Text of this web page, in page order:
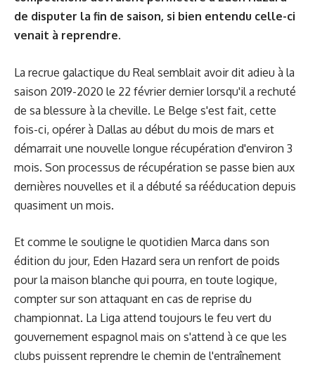
de disputer la fin de saison, si bien entendu celle-ci
venait à reprendre.
La recrue galactique du Real semblait avoir dit adieu à la
saison 2019-2020 le 22 février dernier lorsqu'il a rechuté
de sa blessure à la cheville. Le Belge s'est fait, cette
fois-ci, opérer à Dallas au début du mois de mars et
démarrait une nouvelle longue récupération d'environ 3
mois. Son processus de récupération se passe bien aux
dernières nouvelles et il a débuté sa rééducation depuis
quasiment un mois.
Et comme le souligne le quotidien Marca dans son
édition du jour, Eden Hazard sera un renfort de poids
pour la maison blanche qui pourra, en toute logique,
compter sur son attaquant en cas de reprise du
championnat. La Liga attend toujours le feu vert du
gouvernement espagnol mais on s'attend à ce que les
clubs puissent reprendre le chemin de l'entraînement